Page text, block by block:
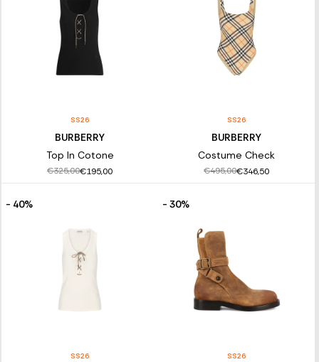
SS26
BURBERRY
Top In Cotone
€325,00€195,00
SS26
BURBERRY
Costume Check
€495,00€346,50
- 40%
SS26
- 30%
SS26